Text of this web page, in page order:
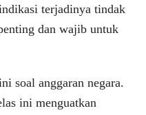
terjadinya tindak
dan wajib untuk
soal anggaran negara.
ini menguatkan